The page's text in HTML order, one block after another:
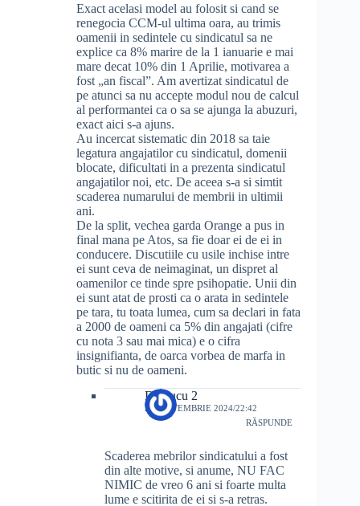
Exact acelasi model au folosit si cand se
renegocia CCM-ul ultima oara, au trimis
oamenii in sedintele cu sindicatul sa ne
explice ca 8% marire de la 1 ianuarie e mai
mare decat 10% din 1 Aprilie, motivarea a
fost „an fiscal”. Am avertizat sindicatul de
pe atunci sa nu accepte modul nou de calcul
al performantei ca o sa se ajunga la abuzuri,
exact aici s-a ajuns.
Au incercat sistematic din 2018 sa taie
legatura angajatilor cu sindicatul, domenii
blocate, dificultati in a prezenta sindicatul
angajatilor noi, etc. De aceea s-a si simtit
scaderea numarului de membrii in ultimii
ani.
De la split, vechea garda Orange a pus in
final mana pe Atos, sa fie doar ei de ei in
conducere. Discutiile cu usile inchise intre
ei sunt ceva de neimaginat, un dispret al
oamenilor ce tinde spre psihopatie. Unii din
ei sunt atat de prosti ca o arata in sedintele
pe tara, tu toata lumea, cum sa declari in fata
a 2000 de oameni ca 5% din angajati (cifre
cu nota 3 sau mai mica) e o cifra
insignifianta, de oarca vorbea de marfa in
butic si nu de oameni.
Dr.Cucu 2
28 SEPTEMBRIE 2024/22:42
RĂSPUNDE
Scaderea mebrilor sindicatului a fost
din alte motive, si anume, NU FAC
NIMIC de vreo 6 ani si foarte multa
lume e scitirita de ei si s-a retras.